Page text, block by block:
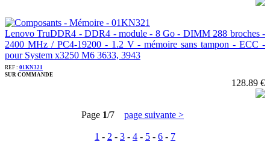
Lenovo TruDDR4 - DDR4 - module - 8 Go - DIMM 288 broches -
2400 MHz / PC4-19200 - 1.2 V - mémoire sans tampon - ECC -
pour System x3250 M6 3633, 3943
REF : 01KN321
SUR COMMANDE
128.89 €
Page 1/7 page suivante >
1 - 2 - 3 - 4 - 5 - 6 - 7